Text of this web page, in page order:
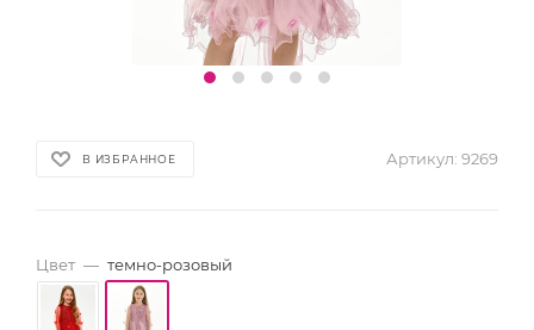
В ИЗБРАННОЕ Артикул: 9269
Цвет — темно-розовый